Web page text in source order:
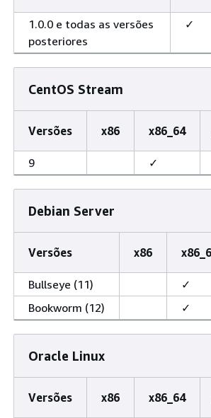
1.0.0 e todas as versões
posteriores
✓
CentOS Stream
Versões x86 x86_64
9 ✓
Debian Server
Versões x86
Bullseye (11) ✓
Bookworm (12)
✓
Oracle Linux
Versões x86 x86_64